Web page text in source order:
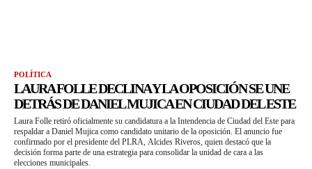
POLÍTICA
LAURA FOLLE DECLINA Y LA OPOSICIÓN SE UNE
DETRÁS DE DANIEL MUJICA EN CIUDAD DEL ESTE
Laura Folle retiró oficialmente su candidatura a la Intendencia de Ciudad del Este para
respaldar a Daniel Mujica como candidato unitario de la oposición. El anuncio fue
confirmado por el presidente del PLRA, Alcides Riveros, quien destacó que la
decisión forma parte de una estrategia para consolidar la unidad de cara a las
elecciones municipales.